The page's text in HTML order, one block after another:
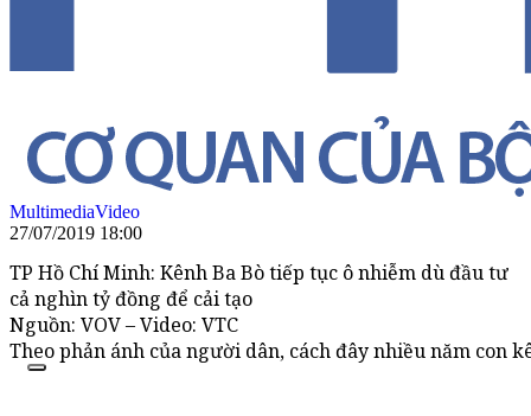
MultimediaVideo
27/07/2019 18:00
TP Hồ Chí Minh: Kênh Ba Bò tiếp tục ô nhiễm dù đầu tư
cả nghìn tỷ đồng để cải tạo
Nguồn: VOV – Video: VTC
Theo phản ánh của người dân, cách đây nhiều năm con